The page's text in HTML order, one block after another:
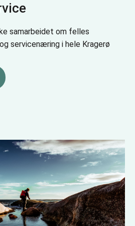
samarbeidet om felles
servicenæring i hele Kragerø